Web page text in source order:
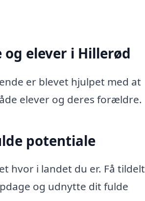
elever i Hillerød
er blevet hjulpet med at
elever og deres forældre.
potentiale
hvor i landet du er. Få tildelt
og udnytte dit fulde